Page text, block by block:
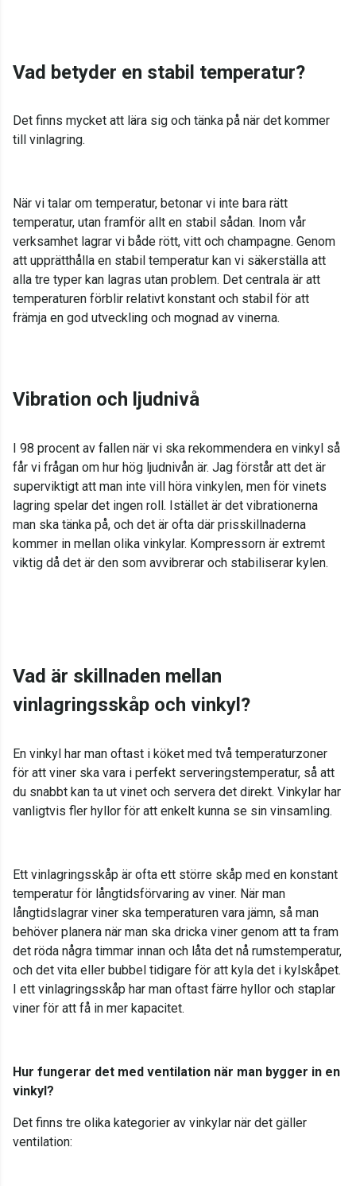
Vad betyder en stabil temperatur?
Det finns mycket att lära sig och tänka på när det kommer
till vinlagring.
När vi talar om temperatur, betonar vi inte bara rätt
temperatur, utan framför allt en stabil sådan. Inom vår
verksamhet lagrar vi både rött, vitt och champagne. Genom
att upprätthålla en stabil temperatur kan vi säkerställa att
alla tre typer kan lagras utan problem. Det centrala är att
temperaturen förblir relativt konstant och stabil för att
främja en god utveckling och mognad av vinerna.
Vibration och ljudnivå
I 98 procent av fallen när vi ska rekommendera en vinkyl så
får vi frågan om hur hög ljudnivån är. Jag förstår att det är
superviktigt att man inte vill höra vinkylen, men för vinets
lagring spelar det ingen roll. Istället är det vibrationerna
man ska tänka på, och det är ofta där prisskillnaderna
kommer in mellan olika vinkylar. Kompressorn är extremt
viktig då det är den som avvibrerar och stabiliserar kylen.
Vad är skillnaden mellan
vinlagringsskåp och vinkyl?
En vinkyl har man oftast i köket med två temperaturzoner
för att viner ska vara i perfekt serveringstemperatur, så att
du snabbt kan ta ut vinet och servera det direkt. Vinkylar har
vanligtvis fler hyllor för att enkelt kunna se sin vinsamling.
Ett vinlagringsskåp är ofta ett större skåp med en konstant
temperatur för långtidsförvaring av viner. När man
långtidslagrar viner ska temperaturen vara jämn, så man
behöver planera när man ska dricka viner genom att ta fram
det röda några timmar innan och låta det nå rumstemperatur,
och det vita eller bubbel tidigare för att kyla det i kylskåpet.
I ett vinlagringsskåp har man oftast färre hyllor och staplar
viner för att få in mer kapacitet.
Hur fungerar det med ventilation när man bygger in en
vinkyl?
Det finns tre olika kategorier av vinkylar när det gäller
ventilation: